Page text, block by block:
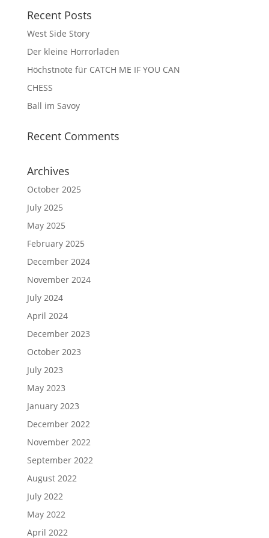
Recent Posts
West Side Story
Der kleine Horrorladen
Höchstnote für CATCH ME IF YOU CAN
CHESS
Ball im Savoy
Recent Comments
Archives
October 2025
July 2025
May 2025
February 2025
December 2024
November 2024
July 2024
April 2024
December 2023
October 2023
July 2023
May 2023
January 2023
December 2022
November 2022
September 2022
August 2022
July 2022
May 2022
April 2022